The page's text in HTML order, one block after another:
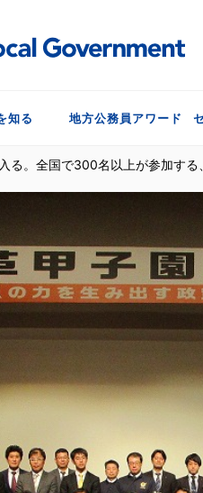
知る 地方公務員アワード
る。全国で300名以上が参加す